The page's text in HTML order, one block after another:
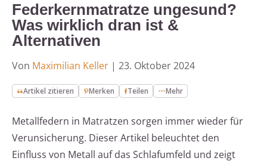
Federkernmatratze ungesund?
Was wirklich dran ist &
Alternativen
Von Maximilian Keller | 23. Oktober 2024
Artikel zitieren Merken Teilen Mehr
Metallfedern in Matratzen sorgen immer wieder für
Verunsicherung. Dieser Artikel beleuchtet den
Einfluss von Metall auf das Schlafumfeld und zeigt